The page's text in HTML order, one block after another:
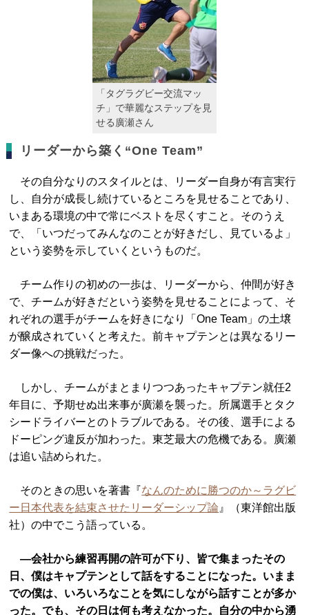
「タグラグビー交流マッ
チ」で華麗なステップを見
せる廣瀬さん
リーダーから築く“One Team”
その自分なりのスタイルとは、リーダー自身が有言実行
し、自分が成長し続けているところを見せることであり、
いまある環境の中で常にベストを尽くすこと。そのうえ
で、「いつだってみんなのことが好きだし、見ているよ」
という姿勢を示していくというものだ。
チーム作りの初めの一歩は、リーダーから、仲間が好き
で、チームが好きだという姿勢を見せることによって、そ
れぞれの選手がチームを好きになり「One Team」の土壌
が醸成されていくと考えた。前キャプテンとは異なるリー
ダー像への挑戦だった。
しかし、チームがまとまりつつあったキャプテン就任2
年目に、予期せぬ出来事が廣瀬を襲った。所属選手とタク
シードライバーとのトラブルである。その後、選手による
ドーピング違反が加わった。東芝最大の危機である。廣瀬
は追い詰められた。
そのときの思いを著書『なんのために勝つのか～ラグビ
ー日本代表を結束させたリーダーシップ論 』（東洋館出版
社）の中でこう語っている。
―会社から練習再開の許可が下り、皆で集まったその
日、僕はキャプテンとして話をすることになった。いまま
での僕は、いろいろなことを気にしながら話すことが多か
った。でも、その日は何も考えなかった。自分の中から湧